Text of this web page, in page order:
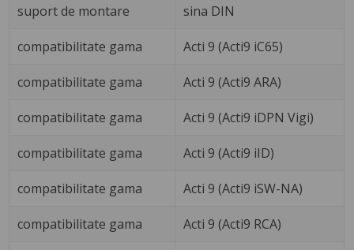
suport de montare sina DIN
compatibilitate gama Acti 9 (Acti9 iC65)
compatibilitate gama Acti 9 (Acti9 ARA)
compatibilitate gama Acti 9 (Acti9 iDPN Vigi)
compatibilitate gama Acti 9 (Acti9 iID)
compatibilitate gama Acti 9 (Acti9 iSW-NA)
compatibilitate gama Acti 9 (Acti9 RCA)